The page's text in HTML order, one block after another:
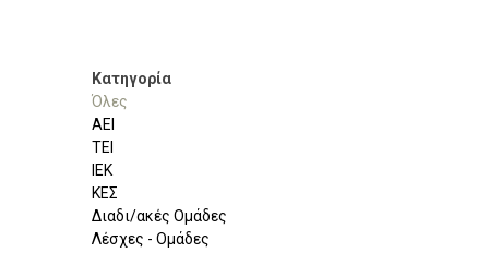
Κατηγορία
Όλες
ΑΕΙ
ΤΕΙ
ΙΕΚ
ΚΕΣ
Διαδι/ακές Ομάδες
Λέσχες - Ομάδες